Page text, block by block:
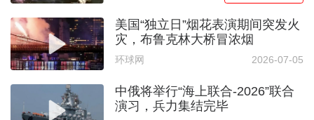
美国“独立日”烟花表演期间突发火
灾，布鲁克林大桥冒浓烟
环球网 2026-07-05
中俄将举行“海上联合-2026”联合
演习，兵力集结完毕